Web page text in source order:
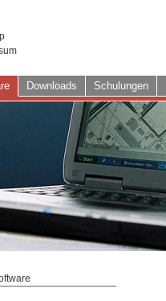
Downloads Schulungen